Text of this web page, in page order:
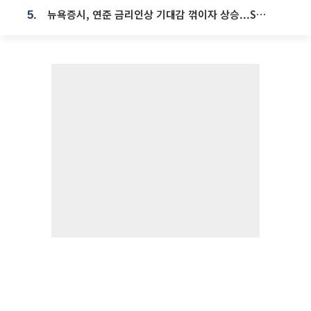
5. 뉴욕증시, 연준 금리인상 기대감 꺾이자 상승...S&P500 사상 최고치 [종합]